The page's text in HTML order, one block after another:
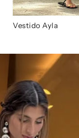
Vestido Ayla